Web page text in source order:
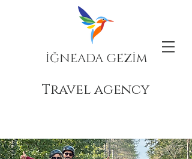
İĞNEADA GEZİM
Travel agency